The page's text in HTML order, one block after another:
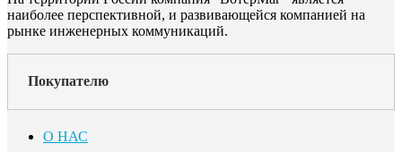
наиболее перспективной, и развивающейся компанией на
рынке инженерных коммуникаций.
Покупателю
О НАС